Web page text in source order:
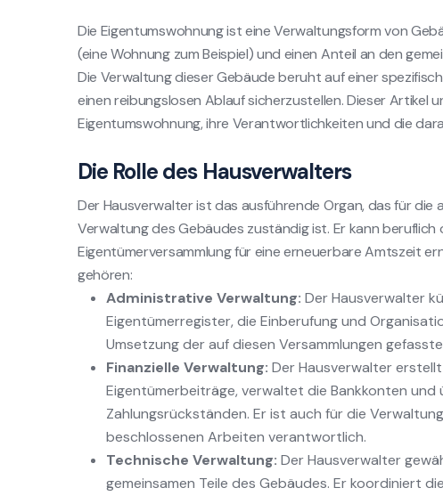
Die Eigentumswohnung ist eine Verwaltungsform von
(eine Wohnung zum Beispiel) und einen Anteil an den
Die Verwaltung dieser Gebäude beruht auf einer
einen reibungslosen Ablauf sicherzustellen. Dieser Artikel
Eigentumswohnung, ihre Verantwortlichkeiten und die
Die Rolle des Hausverwalters
Der Hausverwalter ist das ausführende Organ, das für die
Verwaltung des Gebäudes zuständig ist. Er kann
Eigentümerversammlung für eine erneuerbare Amtszeit
gehören:
Administrative Verwaltung: Der Hausverwalter
Eigentümerregister, die Einberufung und
Umsetzung der auf diesen Versammlungen
Finanzielle Verwaltung: Der Hausverwalter
Eigentümerbeiträge, verwaltet die Bankkonten und
Zahlungsrückständen. Er ist auch für die
beschlossenen Arbeiten verantwortlich.
Technische Verwaltung: Der Hausverwalter
gemeinsamen Teile des Gebäudes. Er koordiniert